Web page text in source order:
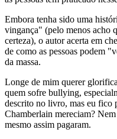
Embora tenha sido uma
vingança" (pelo menos acho
certeza), o autor acerta em
de como as pessoas podem
da massa.
Longe de mim querer
quem sofre bullying,
descrito no livro, mas eu fico
Chamberlain mereciam?
mesmo assim pagaram.